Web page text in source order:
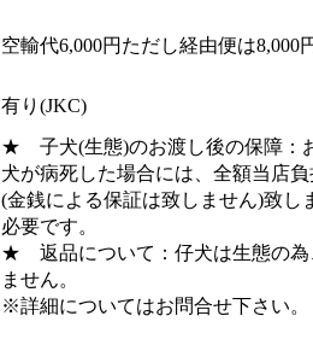
空輸代6,000円ただし経由便は8,000
有り(JKC)
★ 子犬(生態)のお渡し後の保障：
犬が病死した場合には、全額当店
(金銭による保証は致しません)致し
必要です。
★ 返品について：仔犬は生態の為
ません。
※詳細についてはお問合せ下さい。